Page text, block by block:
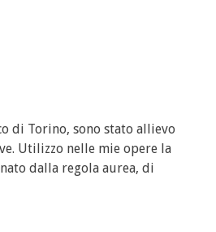
di Torino, sono stato allievo
Utilizzo nelle mie opere la
dalla regola aurea, di